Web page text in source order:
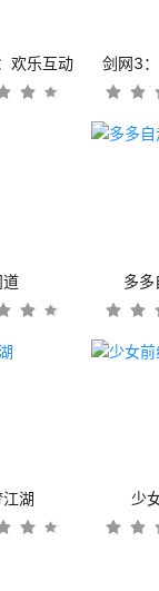
欢乐互动 剑网3
道 多多
湖 少